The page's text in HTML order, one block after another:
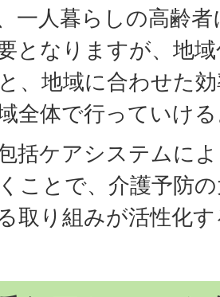
一人暮らしの高齢
となりますが、地
、地域に合わせた
全体で行っていけ
括ケアシステムに
ことで、介護予防
取り組みが活性化